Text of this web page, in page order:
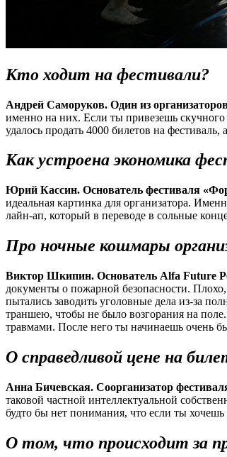
Кто ходит на фестивали?
Андрей Саморуков. Один из
именно на них. Если ты привезешь
удалось продать 4000 билетов на
Как устроена экономика
Юрий Кассин. Основатель фестиваля
идеальная картинка для организатора.
лайн-ап, который в переводе в сольные
Про ночные кошмары
Виктор Шкипин. Основатель Alfa Future
документы о пожарной безопасности.
пытались заводить уголовные дела из-за
траншею, чтобы не было возгорания на
травмами. После него ты начинаешь очень
О справедливой цене на
Анна Бичевская. Соорганизатор
таковой частной интеллектуальной
будто бы нет понимания, что если ты хочешь
О том, что происходит за